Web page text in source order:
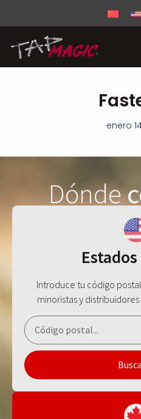
enero
Dónde
Introduce tu código
minoristas y